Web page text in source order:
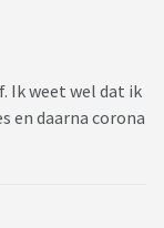
Ik weet wel dat ik
en daarna corona